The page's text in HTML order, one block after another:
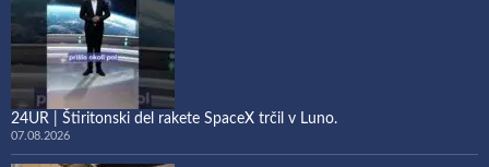
24UR | Štiritonski del rakete SpaceX trčil v Luno.
07.08.2026